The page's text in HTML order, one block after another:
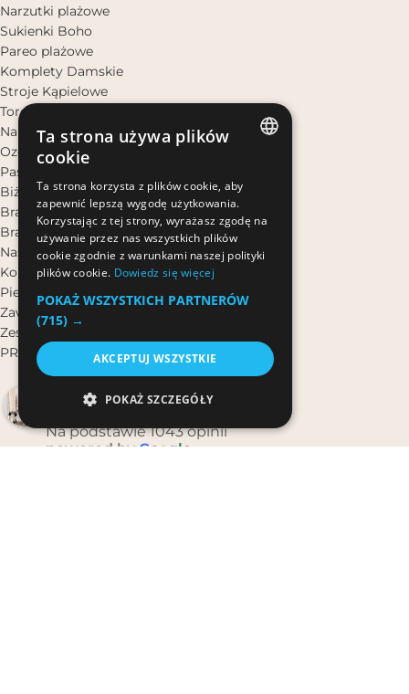
Narzutki plażowe
Sukienki Boho
Pareo plażowe
Komplety Damskie
Stroje Kąpielowe
Torebki i plecaki
Nakrycia głowy
Ozdoby do włosów
Paski
Biżuteria
Bransoletki na rękę
Bransoletki na nogę
Naszyjniki
Kolczyki
Pierścionki
Zawieszki do Kluczy
Zestawy Biżuterii
PROMOCJE
Bali Bali
Na podstawie 1043 opinii
powered byGoogle
POLISH
Ta strona używa plików
cookie
Ta strona korzysta z plików cookie, aby
zapewnić lepszą wygodę użytkowania.
Korzystając z tej strony, wyrażasz zgodę na
używanie przez nas wszystkich plików
cookie zgodnie z warunkami naszej polityki
plików cookie. Dowiedz się więcej
POKAŻ WSZYSTKICH PARTNERÓW
(715) →
AKCEPTUJ WSZYSTKIE
POKAŻ SZCZEGÓŁY